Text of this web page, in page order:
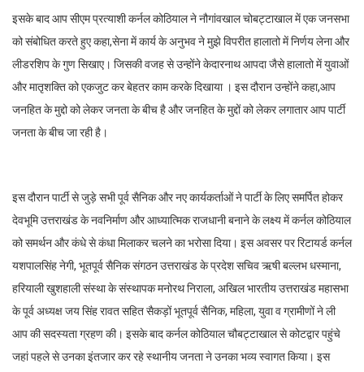
इसके बाद आप सीएम प्रत्याशी कर्नल कोठियाल ने नौगांवखाल चोबट्टाखाल में एक जनसभा
को संबोधित करते हुए कहा,सेना में कार्य के अनुभव ने मुझे विपरीत हालातो में निर्णय लेना और
लीडरशिप के गुण सिखाए। जिसकी वजह से उन्होंने केदारनाथ आपदा जैसे हालातो में युवाओं
और मातृशक्ति को एकजुट कर बेहतर काम करके दिखाया । इस दौरान उन्होंने कहा,आप
जनहित के मुद्दो को लेकर जनता के बीच है और जनहित के मुद्दों को लेकर लगातार आप पार्टी
जनता के बीच जा रही है।
इस दौरान पार्टी से जुड़े सभी पूर्व सैनिक और नए कार्यकर्ताओं ने पार्टी के लिए समर्पित होकर
देवभूमि उत्तराखंड के नवनिर्माण और आध्यात्मिक राजधानी बनाने के लक्ष्य में कर्नल कोठियाल
को समर्थन और कंधे से कंधा मिलाकर चलने का भरोसा दिया। इस अवसर पर रिटायर्ड कर्नल
यशपालसिंह नेगी, भूतपूर्व सैनिक संगठन उत्तराखंड के प्रदेश सचिव ऋषी बल्लभ धस्माना,
हरियाली खुशहाली संस्था के संस्थापक मनोरथ निराला, अखिल भारतीय उत्तराखंड महासभा
के पूर्व अध्यक्ष जय सिंह रावत सहित सैकड़ों भूतपूर्व सैनिक, महिला, युवा व ग्रामीणों ने ली
आप की सदस्यता ग्रहण की। इसके बाद कर्नल कोठियाल चौबट्टाखाल से कोटद्वार पहुंचे
जहां पहले से उनका इंतजार कर रहे स्थानीय जनता ने उनका भव्य स्वागत किया। इस